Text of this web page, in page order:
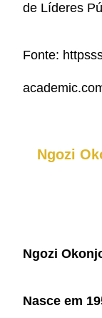
de Líderes
Fonte:
Ngozi
Ngozi
Nasce em